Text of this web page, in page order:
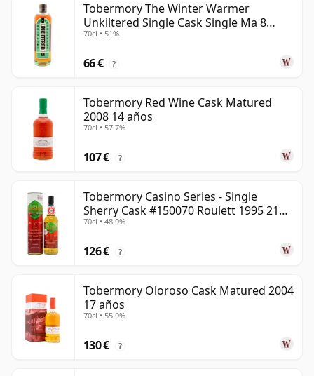
Tobermory The Winter Warmer
Unkiltered Single Cask Single Ma 8
años
70cl • 51%
66 € ?
Tobermory Red Wine Cask Matured
2008 14 años
70cl • 57.7%
107 € ?
Tobermory Casino Series - Single
Sherry Cask #150070 Roulett 1995 21
años
70cl • 48.9%
126 € ?
Tobermory Oloroso Cask Matured 2004
17 años
70cl • 55.9%
130 € ?